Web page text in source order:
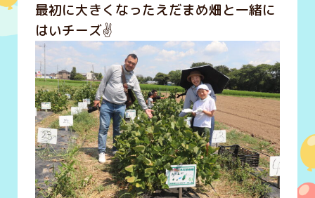
最初に大きくなったえだまめ畑と一緒に
はいチーズ✌